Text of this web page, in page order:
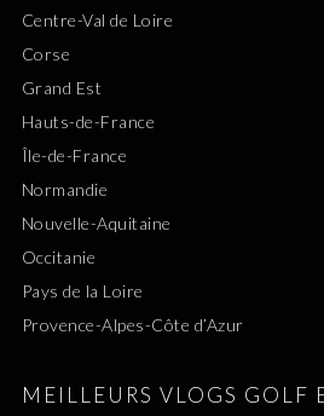
Centre-Val de Loire
Corse
Grand Est
Hauts-de-France
Île-de-France
Normandie
Nouvelle-Aquitaine
Occitanie
Pays de la Loire
Provence-Alpes-Côte d’Azur
MEILLEURS VLOGS GOLF